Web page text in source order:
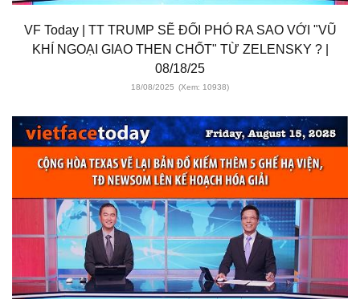
VF Today | TT TRUMP SẼ ĐỐI PHÓ RA SAO VỚI "VŨ
KHÍ NGOẠI GIAO THEN CHỐT" TỪ ZELENSKY ? |
08/18/25
18/08/2025 (Xem: 10938)